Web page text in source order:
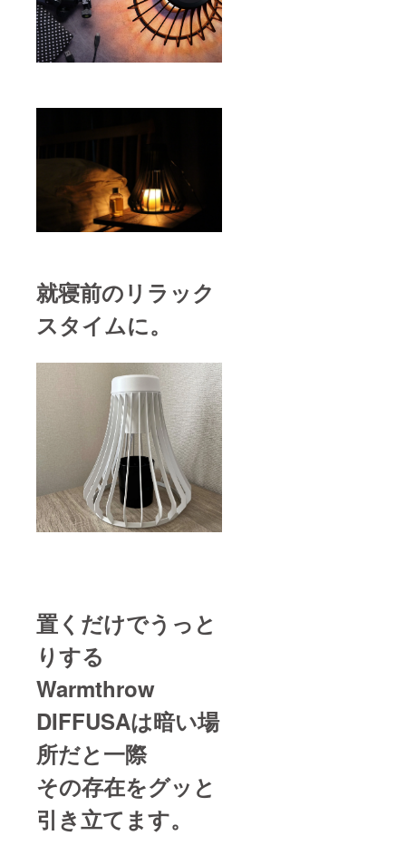
就寝前のリラック
スタイムに。
置くだけでうっと
りする
Warmthrow
DIFFUSAは暗い場
所だと一際
その存在をグッと
引き立てます。